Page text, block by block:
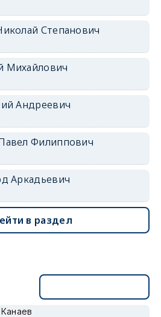
Степанович
Андреевич
Филиппович
Аркадьевич
в раздел